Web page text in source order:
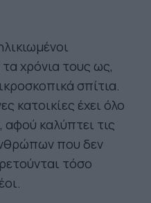
χρόνια τους ως,
σπίτια.
κατοικίες έχει όλο
αφού καλύπτει τις
που δεν
τόσο